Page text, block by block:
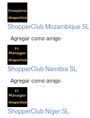
ShopperClub Mozambique SL
Agregar como amigo
ShopperClub Namibia SL
Agregar como amigo
ShopperClub Niger SL